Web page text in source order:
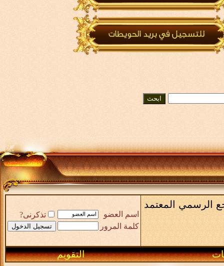
الرسمي المعتمد
اسم العضو
تذكرنى?
كلمة المرور
التقويم